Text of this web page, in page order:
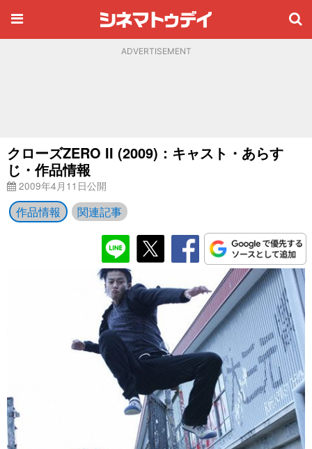
ADVERTISEMENT
クローズZERO II (2009)：キャスト・あらす
じ・作品情報
2009年4月11日公開
作品情報 関連記事